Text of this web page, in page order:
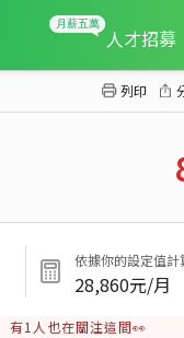
人才招募
列印
依據你的設定值計
28,860元/月
有1 人也在關注這間👀